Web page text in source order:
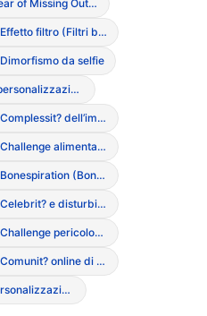
Fear of Missing Out (FOMO) e isolamento sociale
Effetto filtro (Filtri bellezza/distorsione realt?)
Dimorfismo da selfie
De-personalizzazione digitale
Complessit? dell’immagine digitale
Challenge alimentari (partecipazione a sfide online pericolose)
Bonespiration (Bonespo)
Celebrit? e disturbi alimentari (influenza del racconto mediatico)
Challenge pericolose (sfide social legate al peso)
Comunit? online di supporto (positive e negative)
De-personalizzazione digitale